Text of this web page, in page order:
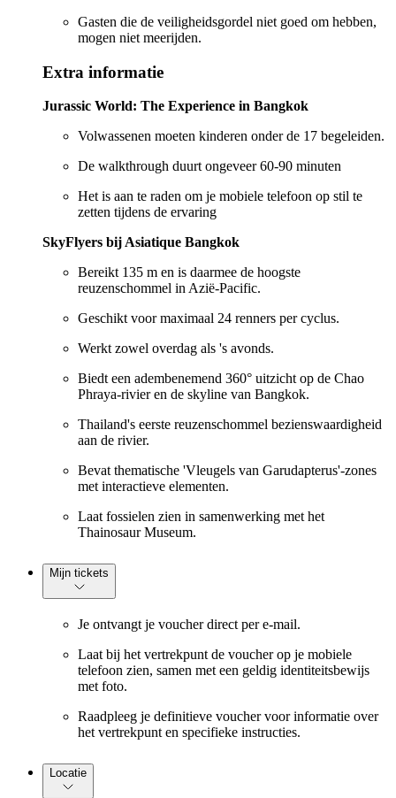
Gasten die de veiligheidsgordel niet goed om hebben,
mogen niet meerijden.
Extra informatie
Jurassic World: The Experience in Bangkok
Volwassenen moeten kinderen onder de 17 begeleiden.
De walkthrough duurt ongeveer 60-90 minuten
Het is aan te raden om je mobiele telefoon op stil te
zetten tijdens de ervaring
SkyFlyers bij Asiatique Bangkok
Bereikt 135 m en is daarmee de hoogste
reuzenschommel in Azië-Pacific.
Geschikt voor maximaal 24 renners per cyclus.
Werkt zowel overdag als 's avonds.
Biedt een adembenemend 360° uitzicht op de Chao
Phraya-rivier en de skyline van Bangkok.
Thailand's eerste reuzenschommel bezienswaardigheid
aan de rivier.
Bevat thematische 'Vleugels van Garudapterus'-zones
met interactieve elementen.
Laat fossielen zien in samenwerking met het
Thainosaur Museum.
Mijn tickets
Je ontvangt je voucher direct per e-mail.
Laat bij het vertrekpunt de voucher op je mobiele
telefoon zien, samen met een geldig identiteitsbewijs
met foto.
Raadpleeg je definitieve voucher voor informatie over
het vertrekpunt en specifieke instructies.
Locatie